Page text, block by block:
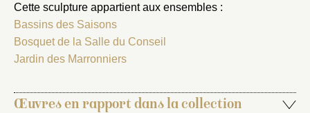
Cette sculpture appartient aux ensembles :
Bassins des Saisons
Bosquet de la Salle du Conseil
Jardin des Marronniers
Œuvres en rapport dans la collection